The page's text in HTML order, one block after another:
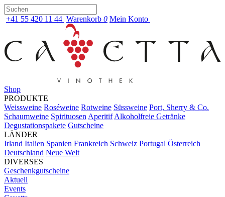
+41 55 420 11 44 Warenkorb 0 Mein Konto
Shop
PRODUKTE
Weissweine Roséweine Rotweine Süssweine Port, Sherry & Co.
Schaumweine Spirituosen Aperitif Alkoholfreie Getränke
Degustationspakete Gutscheine
LÄNDER
Irland Italien Spanien Frankreich Schweiz Portugal Österreich
Deutschland Neue Welt
DIVERSES
Geschenkgutscheine
Aktuell
Events